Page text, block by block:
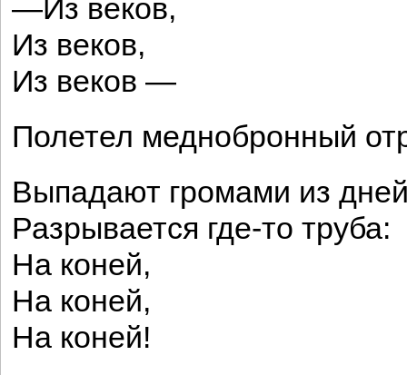
—Из веков,
Из веков,
Из веков —
Полетел меднобронный
Выпадают громами из
Разрывается где-то труба:
На коней,
На коней,
На коней!